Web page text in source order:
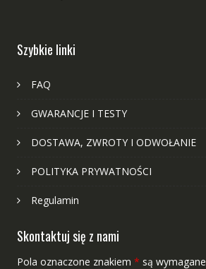
Szybkie linki
FAQ
GWARANCJE I TESTY
DOSTAWA, ZWROTY I ODWOŁANIE
POLITYKA PRYWATNOŚCI
Regulamin
Skontaktuj się z nami
Pola oznaczone znakiem * są wymagane